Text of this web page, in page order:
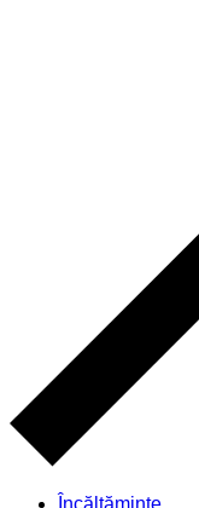
Încălțăminte